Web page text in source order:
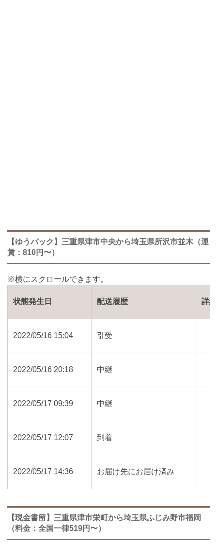
【ゆうパック】三重県津市中央から埼玉県所沢市並木（運
賃：810円〜）
状態発生日 配送履歴 詳細
2022/05/16 15:04 引受
2022/05/16 20:18 中継
2022/05/17 09:39 中継
2022/05/17 12:07 到着
2022/05/17 14:36 お届け先にお届け済み
【現金書留】三重県津市栄町から埼玉県ふじみ野市福岡
（料金：全国一律519円〜）